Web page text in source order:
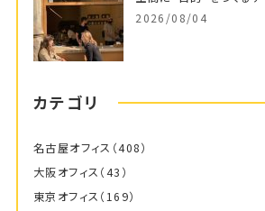
2026/08/04
カテゴリ
名古屋オフィス （408）
大阪オフィス （43）
東京オフィス （169）